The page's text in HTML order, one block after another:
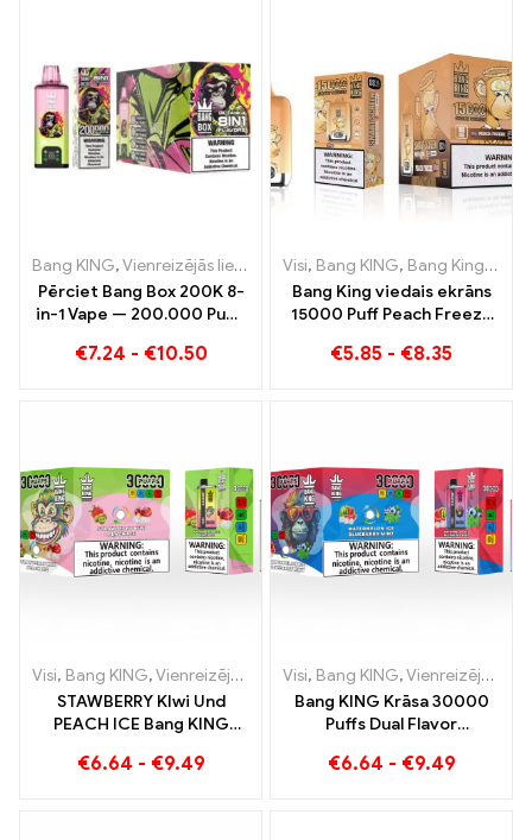
Bang KING,Vienreizējās lietošanas e-cigaretes ,Vienreizējās
Pērciet Bang Box 200K 8-
in-1 Vape — 200.000 Puffs
€7.24 - €10.50
Visi, Bang KING, Bang King viedais ekrāns 15000 Puff
Bang King viedais ekrāns
15000 Puff Peach Freeze
cigaretes
€5.85 - €8.35
Visi, Bang KING,Vienreizējās lietošanas e-cigaretes Lietuva ,
STAWBERRY KIwi Und
PEACH ICE Bang KING
vienreizējās lietošanas e-
€6.64 - €9.49
Visi, Bang KING,Vienreizējās lietošanas e-cigaretes Lietuva
Bang KING Krāsa 30000
Puffs Dual Flavor
ierīce Ideāla melleņu aveņu
€6.64 - €9.49